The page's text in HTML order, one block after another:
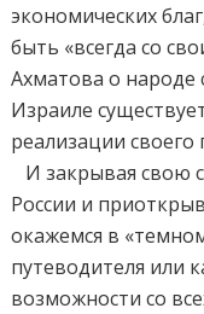
экономических
быть «всегда со
Ахматова о народе
Израиле
реализации своего
И закрывая свою
России и
окажемся в
путеводителя или
возможности со